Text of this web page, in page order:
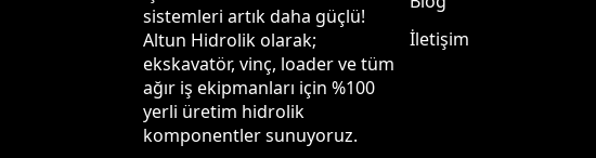
sistemleri artık daha güçlü!
Altun Hidrolik olarak;
ekskavatör, vinç, loader ve tüm
ağır iş ekipmanları için %100
yerli üretim hidrolik
komponentler sunuyoruz.
İletişim